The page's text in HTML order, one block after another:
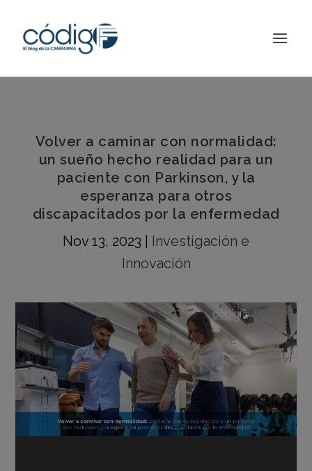
Volver a caminar con normalidad:
un sueño hecho realidad para un
paciente con Parkinson, y la
esperanza para otros
discapacitados por la enfermedad
Nov 13, 2023
Investigación e
Innovación